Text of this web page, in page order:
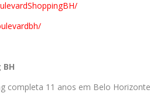
completa 11 anos em Belo